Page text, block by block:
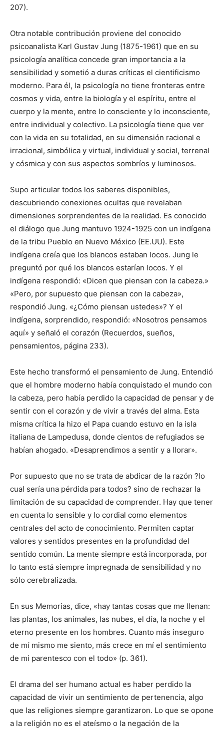
207).
Otra notable contribución proviene del conocido
psicoanalista Karl Gustav Jung (1875-1961) que en su
psicología analítica concede gran importancia a la
sensibilidad y sometió a duras críticas el cientificismo
moderno. Para él, la psicología no tiene fronteras entre
cosmos y vida, entre la biología y el espíritu, entre el
cuerpo y la mente, entre lo consciente y lo inconsciente,
entre individual y colectivo. La psicología tiene que ver
con la vida en su totalidad, en su dimensión racional e
irracional, simbólica y virtual, individual y social, terrenal
y cósmica y con sus aspectos sombríos y luminosos.
Supo articular todos los saberes disponibles,
descubriendo conexiones ocultas que revelaban
dimensiones sorprendentes de la realidad. Es conocido
el diálogo que Jung mantuvo 1924-1925 con un indígena
de la tribu Pueblo en Nuevo México (EE.UU). Este
indígena creía que los blancos estaban locos. Jung le
preguntó por qué los blancos estarían locos. Y el
indígena respondió: «Dicen que piensan con la cabeza.»
«Pero, por supuesto que piensan con la cabeza»,
respondió Jung. «¿Cómo piensan ustedes»? Y el
indígena, sorprendido, respondió: «Nosotros pensamos
aquí» y señaló el corazón (Recuerdos, sueños,
pensamientos, página 233).
Este hecho transformó el pensamiento de Jung. Entendió
que el hombre moderno había conquistado el mundo con
la cabeza, pero había perdido la capacidad de pensar y de
sentir con el corazón y de vivir a través del alma. Esta
misma crítica la hizo el Papa cuando estuvo en la isla
italiana de Lampedusa, donde cientos de refugiados se
habían ahogado. «Desaprendimos a sentir y a llorar».
Por supuesto que no se trata de abdicar de la razón ?lo
cual sería una pérdida para todos? sino de rechazar la
limitación de su capacidad de comprender. Hay que tener
en cuenta lo sensible y lo cordial como elementos
centrales del acto de conocimiento. Permiten captar
valores y sentidos presentes en la profundidad del
sentido común. La mente siempre está incorporada, por
lo tanto está siempre impregnada de sensibilidad y no
sólo cerebralizada.
En sus Memorias, dice, «hay tantas cosas que me llenan:
las plantas, los animales, las nubes, el día, la noche y el
eterno presente en los hombres. Cuanto más inseguro
de mí mismo me siento, más crece en mí el sentimiento
de mi parentesco con el todo» (p. 361).
El drama del ser humano actual es haber perdido la
capacidad de vivir un sentimiento de pertenencia, algo
que las religiones siempre garantizaron. Lo que se opone
a la religión no es el ateísmo o la negación de la